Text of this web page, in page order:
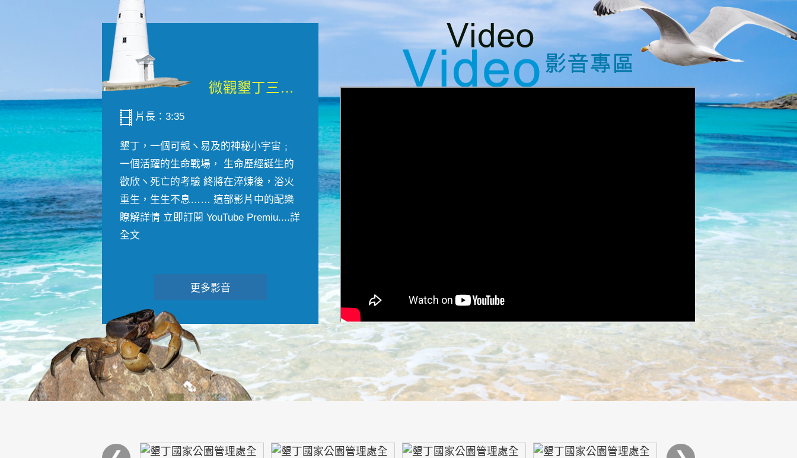
微觀墾丁三部曲 重生....
片長：3:35
墾丁，一個可親ヽ易及的神秘小宇宙﹔
一個活躍的生命戰場， 生命歷經誕生的
歡欣ヽ死亡的考驗 終將在淬煉後，浴火
重生，生生不息…… 這部影片中的配樂
瞭解詳情 立即訂閱 YouTube Premiu....詳
全文
更多影音